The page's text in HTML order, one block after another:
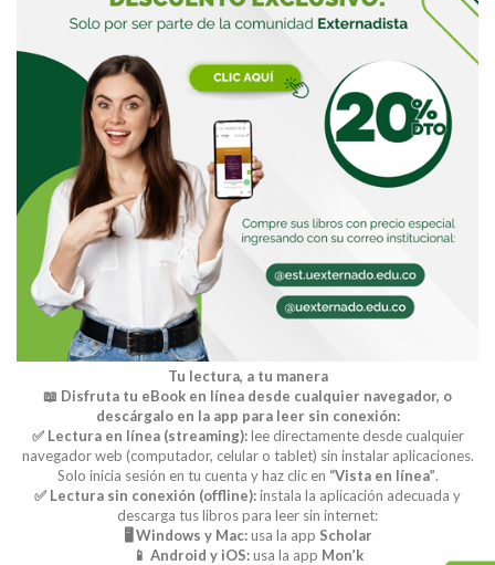
Tu lectura, a tu manera
📖 Disfruta tu eBook en línea desde cualquier navegador, o
descárgalo en la app para leer sin conexión:
✅ Lectura en línea (streaming):lee directamente desde cualquier
navegador web (computador, celular o tablet) sin instalar aplicaciones.
Solo inicia sesión en tu cuenta y haz clic en “Vista en línea”.
✅ Lectura sin conexión (offline):instala la aplicación adecuada y
descarga tus libros para leer sin internet:
🖥️ Windows y Mac:usa la app Scholar
📱 Android y iOS:usa la app Mon’k